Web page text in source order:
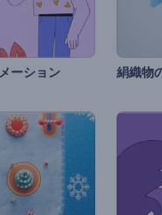
ーション 絹織物